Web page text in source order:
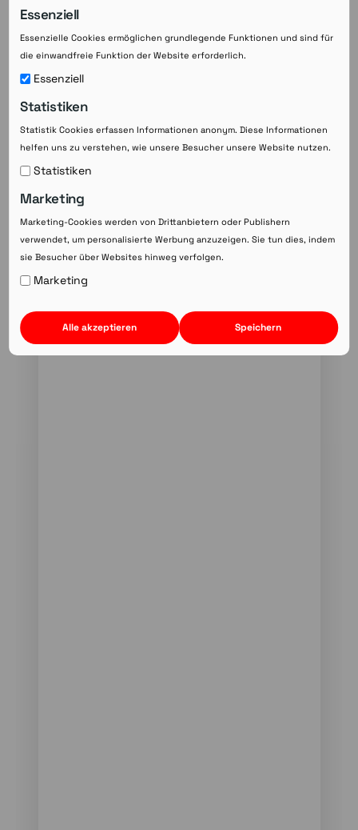
sind und nur von autorisierten Personen
abgerufen werden können. Patienten sollten
sich zudem bewusst sein, dass sie eine
welche Daten übermittelt werden. Wenn alle
Beteiligten auf die Sicherheitsaspekte achten,
kann das E-Rezept eine sichere und praktische
Alternative zum Papierrezept sein.
Essenziell
Essenzielle Cookies ermöglichen grundlegende Funktionen und sind für
die einwandfreie Funktion der Website erforderlich.
Essenziell
Statistiken
Statistik Cookies erfassen Informationen anonym. Diese Informationen
helfen uns zu verstehen, wie unsere Besucher unsere Website nutzen.
Statistiken
Marketing
Marketing-Cookies werden von Drittanbietern oder Publishern
verwendet, um personalisierte Werbung anzuzeigen. Sie tun dies, indem
sie Besucher über Websites hinweg verfolgen.
Marketing
Alle akzeptieren Speichern